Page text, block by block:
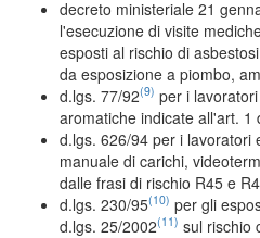
decreto ministeriale 21
l'esecuzione di visite
esposti al rischio di
da esposizione a piombo,
d.lgs. 77/92(9) per i
aromatiche indicate all'art. 1
d.lgs. 626/94 per i lavoratori
manuale di carichi,
dalle frasi di rischio R45 e
d.lgs. 230/95(10) per gli
d.lgs. 25/2002(11) sul rischio